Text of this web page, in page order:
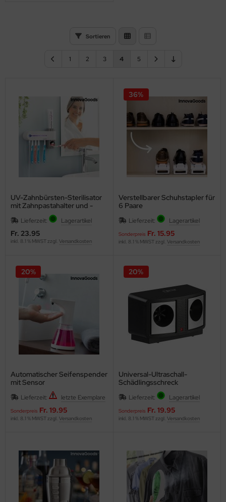
Sortieren
1 2 3 4 5
UV-Zahnbürsten-Sterilisator
mit Zahnpastahalter und -
Lieferzeit: Lagerartikel
Fr. 23.95
inkl. 8.1 % MWST zzgl. Versandkosten
Verstellbarer Schuhstapler für
6 Paare
Lieferzeit: Lagerartikel
Sonderpreis Fr. 15.95
36%
inkl. 8.1 % MWST zzgl. Versandkosten
Automatischer Seifenspender
mit Sensor
Lieferzeit: letzte Exemplare
Sonderpreis Fr. 19.95
20%
inkl. 8.1 % MWST zzgl. Versandkosten
Universal-Ultraschall-
Schädlingsschreck
Lieferzeit: Lagerartikel
Sonderpreis Fr. 19.95
20%
inkl. 8.1 % MWST zzgl. Versandkosten